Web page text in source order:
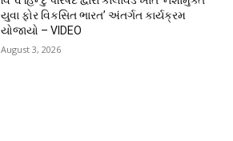
યુવા ફોર વિકસિત ભારત’ અંતર્ગત કાર્યક્રમ
યોજાયો – VIDEO
August 3, 2026